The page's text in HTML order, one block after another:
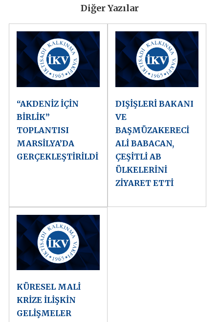
Diğer Yazılar
“AKDENİZ İÇİN
BİRLİK”
TOPLANTISI
MARSİLYA’DA
GERÇEKLEŞTİRİLDİ
DIŞİŞLERİ BAKANI
VE
BAŞMÜZAKERECİ
ALİ BABACAN,
ÇEŞİTLİ AB
ÜLKELERİNİ
ZİYARET ETTİ
KÜRESEL MALİ
KRİZE İLİŞKİN
GELİŞMELER